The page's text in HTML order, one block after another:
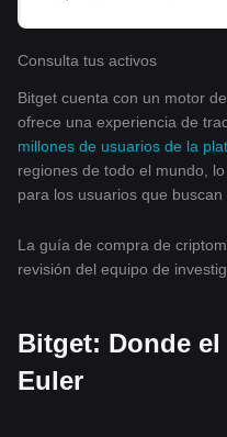
Consulta tus activos
Bitget cuenta con un motor
ofrece una experiencia de
millones de usuarios de la
regiones de todo el mundo,
para los usuarios que
La guía de compra de
revisión del equipo de
Bitget: Donde
Euler